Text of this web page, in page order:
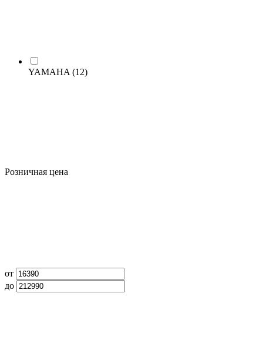
YAMAHA (12)
Розничная цена
от
до